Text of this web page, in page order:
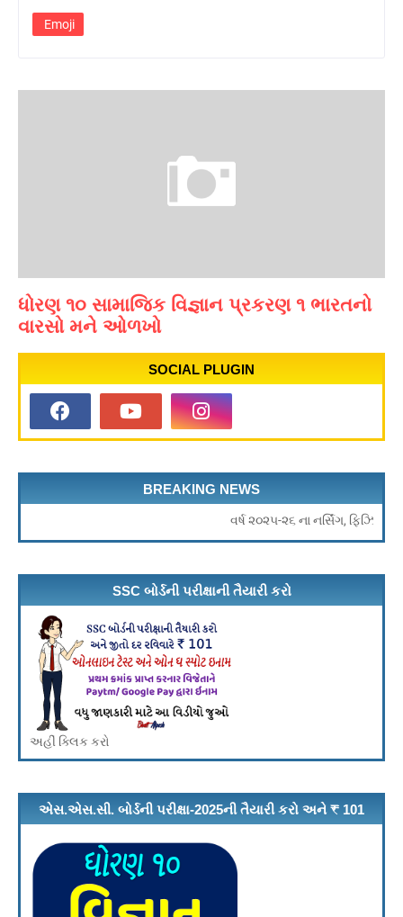
Emoji
ધોરણ ૧૦ સામાજિક વિજ્ઞાન પ્રકરણ ૧ ભારતનો
વારસો મને ઓળખો
SOCIAL PLUGIN
BREAKING NEWS
વર્ષ ૨૦૨૫-૨૬ ના નર્સિંગ,
SSC બોર્ડની પરીક્ષાની તૈયારી કરો
અહીં ક્લિક કરો
એસ.એસ.સી. બોર્ડની પરીક્ષા-2025ની તૈયારી કરો અને ₹ 101